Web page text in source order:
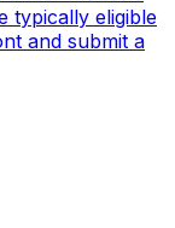
typically eligible
and submit a